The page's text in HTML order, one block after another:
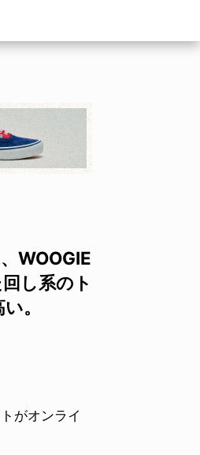
WOOGIE
し系のト
。
がオンライ